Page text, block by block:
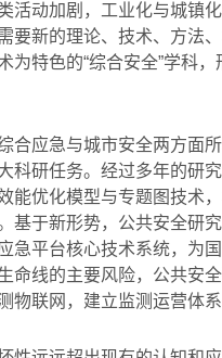
活动加剧，工业化与城镇
新的理论、技术、方法
特色的“综合安全”学科
合应急与城市安全两方面
研任务。经过多年的研
能优化模型与专题图技术
基于新形势，公共安全研
平台核心技术系统，为
线的主要风险，公共安
联网，建立监测运营体